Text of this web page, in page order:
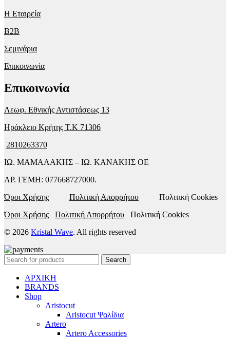
Η Εταιρεία
B2B
Σεμινάρια
Επικοινωνία
Επικοινωνία
Λεωφ. Εθνικής Αντιστάσεως 13
Ηράκλειο Κρήτης T.K 71306
2810263370
ΙΩ. ΜΑΜΑΛΑΚΗΣ – ΙΩ. ΚΑΝΑΚΗΣ ΟΕ
ΑΡ. ΓΕΜΗ: 077668727000.
Όροι Χρήσης
Πολιτική Απορρήτου Πολιτική Cookies
Όροι Χρήσης
Πολιτική Απορρήτου Πολιτική Cookies
© 2026 Kristal Wave. All rights reserved
Search
ΑΡΧΙΚΗ
BRANDS
Shop
Aristocut
Aristocut Ψαλίδια
Artero
Artero Accessories